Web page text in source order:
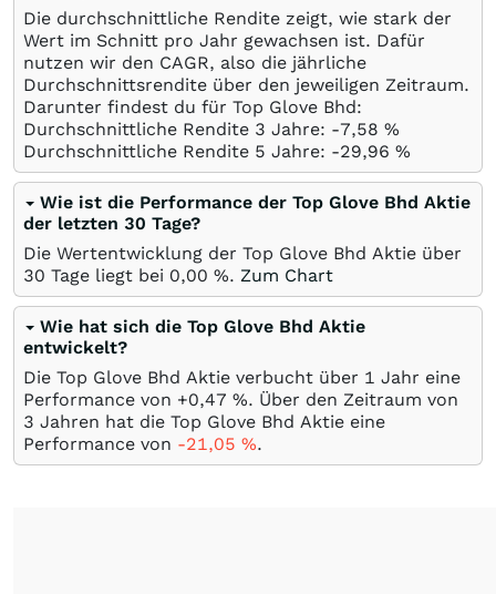
Die durchschnittliche Rendite zeigt, wie stark der
Wert im Schnitt pro Jahr gewachsen ist. Dafür
nutzen wir den CAGR, also die jährliche
Durchschnittsrendite über den jeweiligen Zeitraum.
Darunter findest du für Top Glove Bhd:
Durchschnittliche Rendite 3 Jahre: -7,58 %
Durchschnittliche Rendite 5 Jahre: -29,96 %
Wie ist die Performance der Top Glove Bhd Aktie
der letzten 30 Tage?
Die Wertentwicklung der Top Glove Bhd Aktie über
30 Tage liegt bei 0,00 %. Zum Chart
Wie hat sich die Top Glove Bhd Aktie
entwickelt?
Die Top Glove Bhd Aktie verbucht über 1 Jahr eine
Performance von +0,47 %. Über den Zeitraum von
3 Jahren hat die Top Glove Bhd Aktie eine
Performance von -21,05 %.